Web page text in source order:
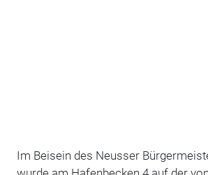
Im Beisein des Neusser